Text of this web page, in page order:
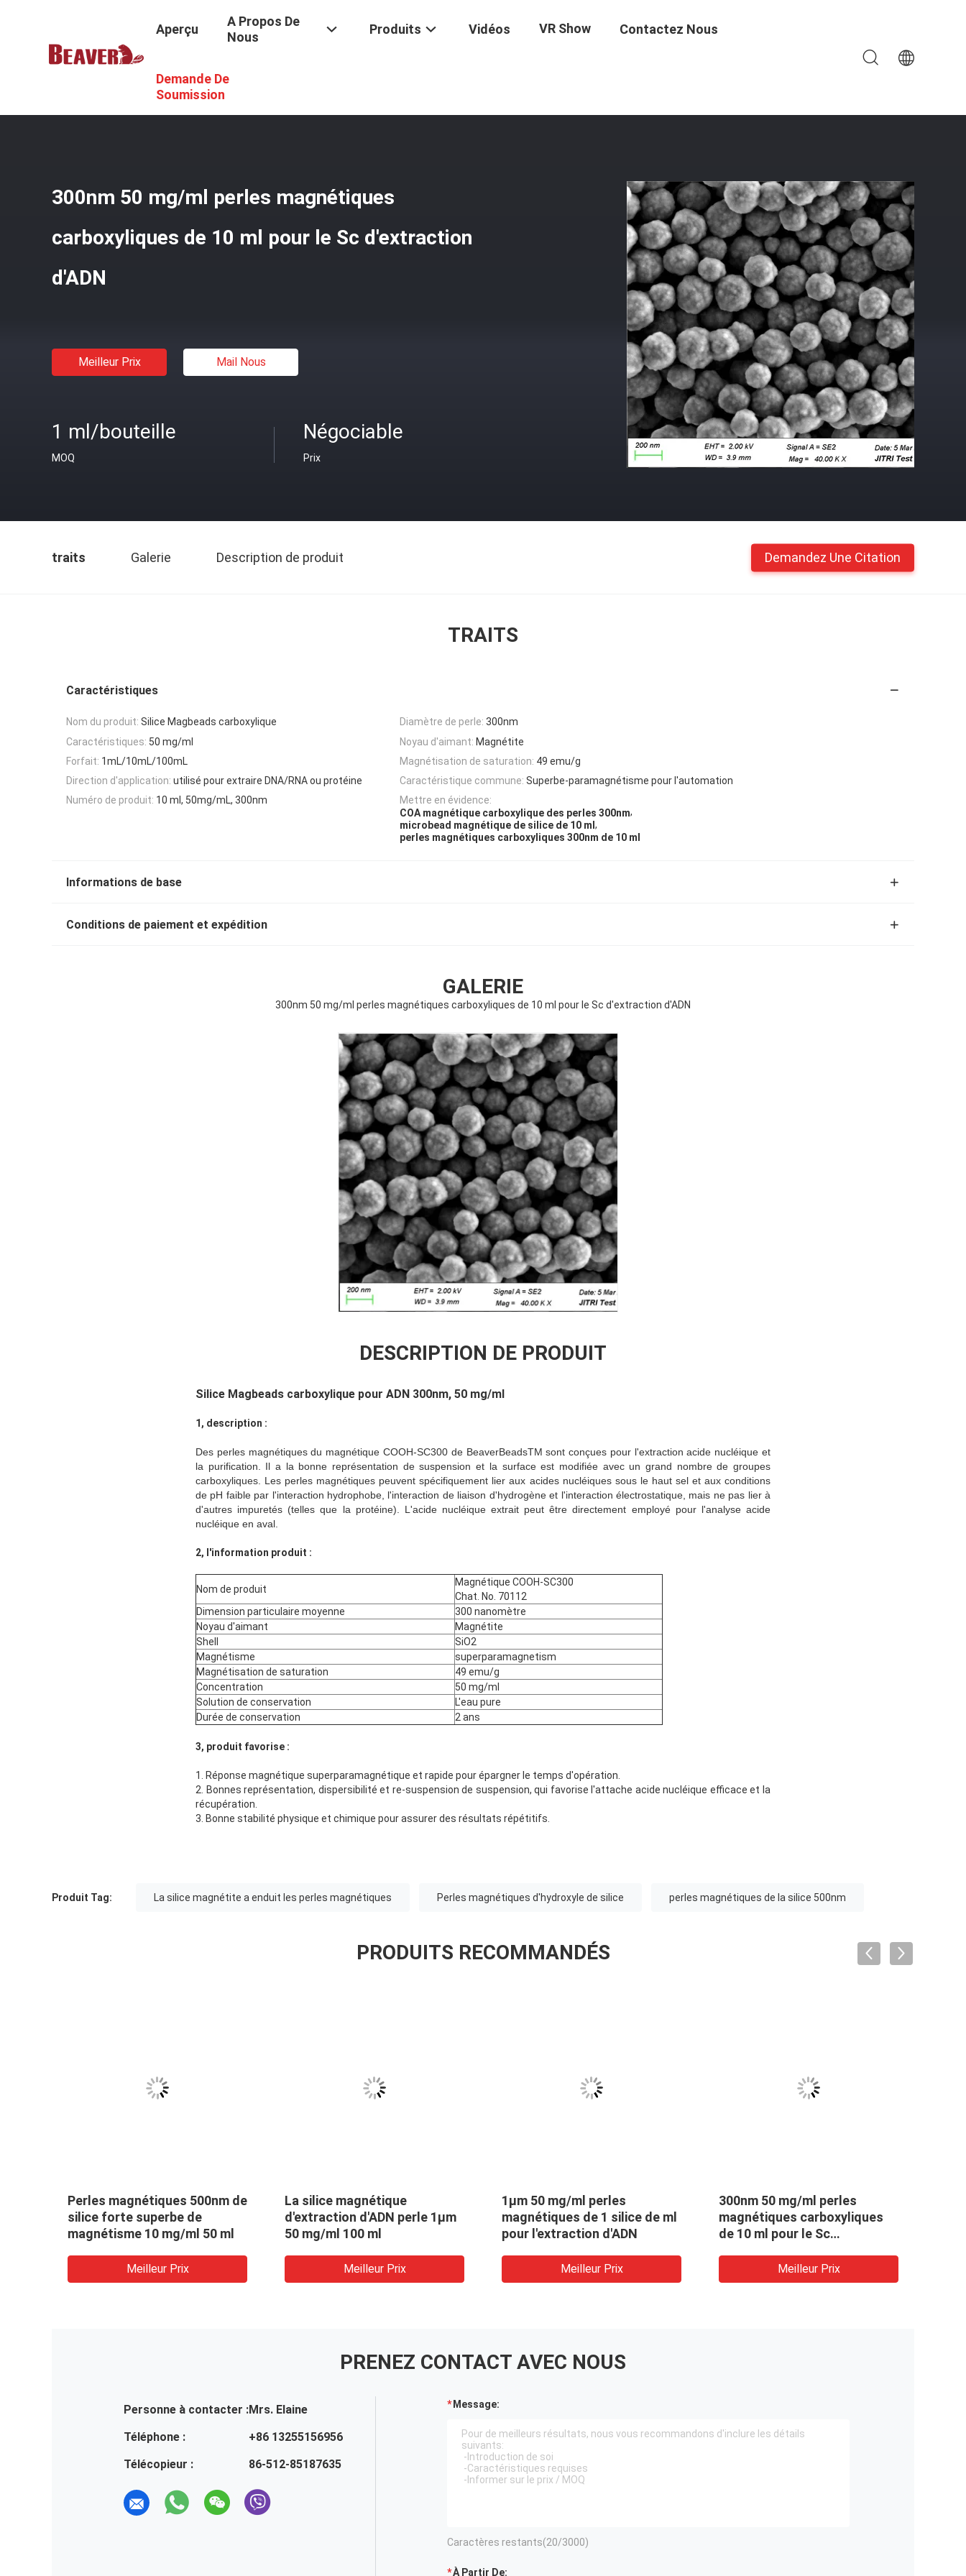
Aperçu
A Propos De
Nous
Produits Vidéos VR Show Contactez Nous
Demande De
Soumission
Perles Magnétiques De Silice
300nm 50 mg/ml perles magnétiques
carboxyliques de 10 ml pour le Sc d'extraction
d'ADN
Meilleur Prix Mail Nous
1 ml/bouteille
MOQ
Négociable
Prix
traits Galerie Description de produit Demandez Une Citation
TRAITS
Caractéristiques
Nom du produit: Silice Magbeads carboxylique Diamètre de perle: 300nm
Caractéristiques: 50 mg/ml Noyau d'aimant: Magnétite
Forfait: 1mL/10mL/100mL Magnétisation de saturation: 49 emu/g
Direction d'application: utilisé pour extraire DNA/RNA ou protéine Caractéristique commune: Superbe-paramagnétisme pour l'automation
Numéro de produit: 10 ml, 50mg/mL, 300nm
Mettre en évidence:
COA magnétique carboxylique des perles 300nm,
microbead magnétique de silice de 10 ml ,
perles magnétiques carboxyliques 300nm de 10 ml
Informations de base
Conditions de paiement et expédition
GALERIE
300nm 50 mg/ml perles magnétiques carboxyliques de 10 ml pour le Sc d'extraction d'ADN
DESCRIPTION DE PRODUIT
Silice Magbeads carboxylique pour ADN 300nm, 50 mg/ml
1, description :
Des perles magnétiques du magnétique COOH-SC300 de BeaverBeadsTM sont conçues pour l'extraction acide nucléique et
la purification. Il a la bonne représentation de suspension et la surface est modifiée avec un grand nombre de groupes
carboxyliques. Les perles magnétiques peuvent spécifiquement lier aux acides nucléiques sous le haut sel et aux conditions
de pH faible par l'interaction hydrophobe, l'interaction de liaison d'hydrogène et l'interaction électrostatique, mais ne pas lier à
d'autres impuretés (telles que la protéine). L'acide nucléique extrait peut être directement employé pour l'analyse acide
nucléique en aval.
2, l'information produit :
Nom de produit
Magnétique COOH-SC300
Chat. No. 70112
Dimension particulaire moyenne
300 nanomètre
Noyau d'aimant
Magnétite
Shell
SiO2
Magnétisme
superparamagnetism
Magnétisation de saturation
49 emu/g
Concentration
50 mg/ml
Solution de conservation
L'eau pure
Durée de conservation
2 ans
3, produit favorise :
1. Réponse magnétique superparamagnétique et rapide pour épargner le temps d'opération.
2. Bonnes représentation, dispersibilité et re-suspension de suspension, qui favorise l'attache acide nucléique efficace et la
récupération.
3. Bonne stabilité physique et chimique pour assurer des résultats répétitifs.
Produit Tag: La silice magnétite a enduit les perles magnétiques Perles magnétiques d'hydroxyle de silice perles magnétiques de la silice 500nm
PRODUITS RECOMMANDÉS
Perles magnétiques 500nm de
silice forte superbe de
magnétisme 10 mg/ml 50 ml
Meilleur Prix
La silice magnétique
d'extraction d'ADN perle 1μm
50 mg/ml 100 ml
Meilleur Prix
1μm 50 mg/ml perles
magnétiques de 1 silice de ml
pour l'extraction d'ADN
Meilleur Prix
300nm 50 mg/ml perles
magnétiques carboxyliques
de 10 ml pour le Sc
Meilleur Prix
PRENEZ CONTACT AVEC NOUS
Personne à contacter :Mrs. Elaine
Téléphone :
+86 13255156956
Télécopieur :
86-512-85187635
Message:
Caractères restants(20/3000)
À Partir De: